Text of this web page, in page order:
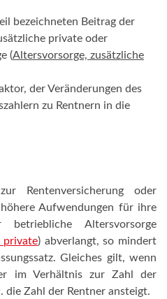
bezeichneten Beitrag der
private oder
(Altersvorsorge, zusätzliche
der Veränderungen des
zu Rentnern in die
Rentenversicherung oder
Aufwendungen für ihre
Altersvorsorge
private) abverlangt, so mindert
Gleiches gilt, wenn
im Verhältnis zur Zahl der
die Zahl der Rentner ansteigt.